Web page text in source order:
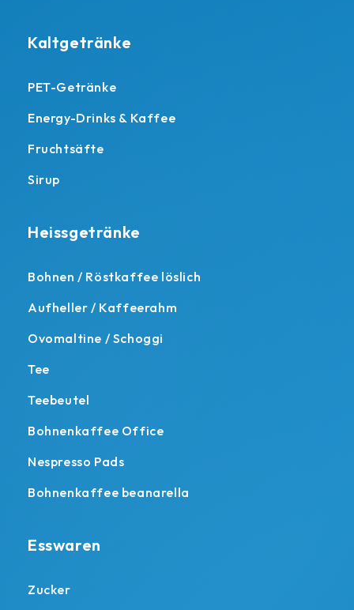
Kaltgetränke
PET-Getränke
Energy-Drinks & Kaffee
Fruchtsäfte
Sirup
Heissgetränke
Bohnen / Röstkaffee löslich
Aufheller / Kaffeerahm
Ovomaltine / Schoggi
Tee
Teebeutel
Bohnenkaffee Office
Nespresso Pads
Bohnenkaffee beanarella
Esswaren
Zucker